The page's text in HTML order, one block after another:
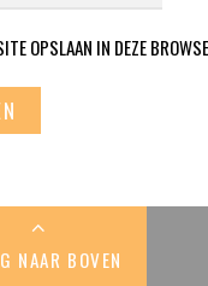
OPSLAAN IN DEZE
NAAR BOVEN